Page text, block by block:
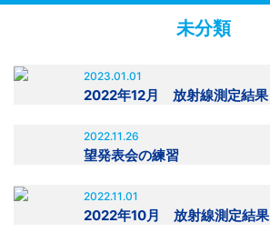
未分類
2023.01.01
2022年12月 放射線測定結果
2022.11.26
望発表会の練習
2022.11.01
2022年10月 放射線測定結果